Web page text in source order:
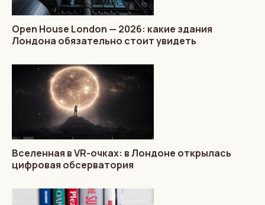
Open House London — 2026: какие здания
Лондона обязательно стоит увидеть
Вселенная в VR-очках: в Лондоне открылась
цифровая обсерватория